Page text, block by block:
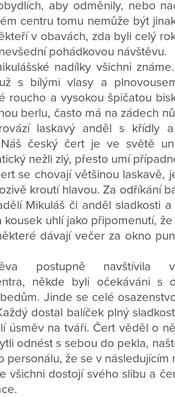
aby odměnily, nebo
centru tomu nemůže být
v obavách, zda byli celý
pohádkovou návštěvu.
nadílky všichni
s bílými vlasy a
roucho a vysokou špičatou
berlu, často má na zádech
laskavý anděl s křídly
český čert je ve světě
nežli zlý, přesto umí
se chovají většinou laskavě,
kroutí hlavou. Za odříkání
Mikuláš či anděl sladkosti
kousek uhlí jako připomenutí,
dávají večer za okno
postupně navštívila
někde byli očekáváni s
Jinde se celé
dostal balíček plný
úsměv na tváři. Čert věděl o
odnést s sebou do pekla,
personálu, že se v následujícím
všichni dostojí svého slibu a